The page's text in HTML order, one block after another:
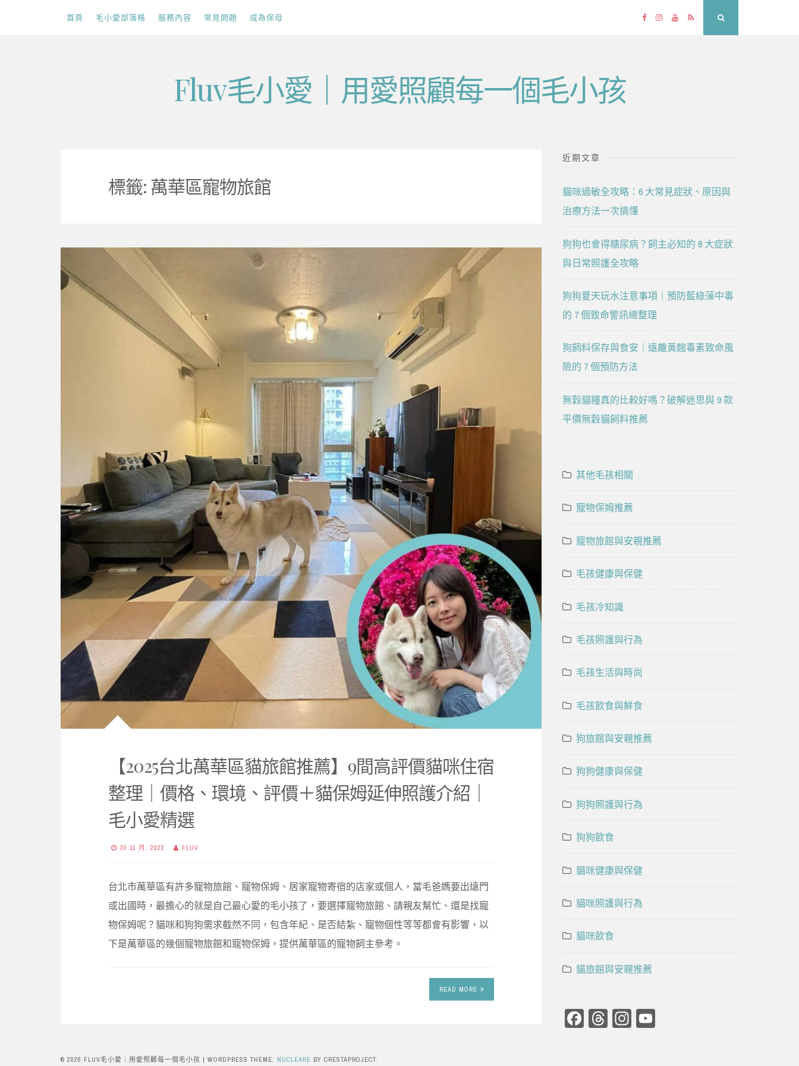
首頁 毛小愛部落格 服務內容 常見問題 成為保母 FacebookInstagram
YouTube
RSS
Fluv毛小愛｜用愛照顧每一個毛小孩
標籤: 萬華區寵物旅館
【2025台北萬華區貓旅館推薦】9間高評價貓咪住宿
整理｜價格、環境、評價＋貓保姆延伸照護介紹｜
毛小愛精選
30 11 月, 2022 FLUV
台北市萬華區有許多寵物旅館、寵物保姆、居家寵物寄宿的店家或個人，當毛爸媽要出遠門
或出國時，最擔心的就是自己最心愛的毛小孩了，要選擇寵物旅館、請親友幫忙、還是找寵
物保姆呢？貓咪和狗狗需求截然不同，包含年紀、是否結紮、寵物個性等等都會有影響，以
下是萬華區的幾個寵物旅館和寵物保姆，提供萬華區的寵物飼主參考。
READ MORE
近期文章
貓咪過敏全攻略：6 大常見症狀、原因與
治療方法一次搞懂
狗狗也會得糖尿病？飼主必知的 8 大症狀
與日常照護全攻略
狗狗夏天玩水注意事項｜預防藍綠藻中毒
的 7 個致命警訊總整理
狗飼料保存與食安｜遠離黃麴毒素致命風
險的 7 個預防方法
無穀貓糧真的比較好嗎？破解迷思與 9 款
平價無穀貓飼料推薦
其他毛孩相關
寵物保姆推薦
寵物旅館與安親推薦
毛孩健康與保健
毛孩冷知識
毛孩照護與行為
毛孩生活與時尚
毛孩飲食與鮮食
狗旅館與安親推薦
狗狗健康與保健
狗狗照護與行為
狗狗飲食
貓咪健康與保健
貓咪照護與行為
貓咪飲食
貓旅館與安親推薦
Facebook
ThreadsInstagram
YouTube
© 2026 FLUV毛小愛｜用愛照顧每一個毛小孩 | WORDPRESS THEME: NUCLEARE BY CRESTAPROJECT.